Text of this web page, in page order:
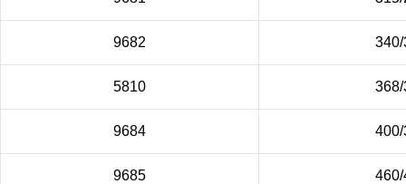
9682
5810
9684
9685